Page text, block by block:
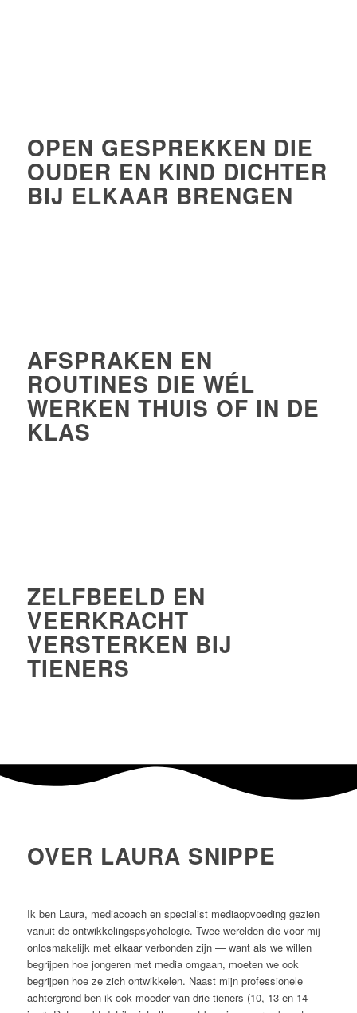
OPEN GESPREKKEN DIE
OUDER EN KIND DICHTER
BIJ ELKAAR BRENGEN
AFSPRAKEN EN
ROUTINES DIE WÉL
WERKEN THUIS OF IN DE
KLAS
ZELFBEELD EN
VEERKRACHT
VERSTERKEN BIJ
TIENERS
OVER LAURA SNIPPE
Ik ben Laura, mediacoach en specialist mediaopvoeding gezien
vanuit de ontwikkelingspsychologie. Twee werelden die voor mij
onlosmakelijk met elkaar verbonden zijn — want als we willen
begrijpen hoe jongeren met media omgaan, moeten we ook
begrijpen hoe ze zich ontwikkelen. Naast mijn professionele
achtergrond ben ik ook moeder van drie tieners (10, 13 en 14